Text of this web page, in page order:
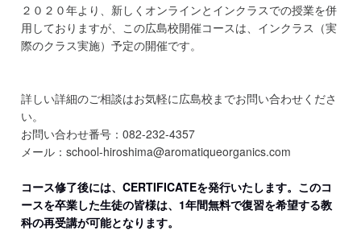
２０２０年より、新しくオンラインとインクラスでの授業を併
用しておりますが、この広島校開催コースは、インクラス（実
際のクラス実施）予定の開催です。
詳しい詳細のご相談はお気軽に広島校までお問い合わせくださ
い。
お問い合わせ番号：082-232-4357
メール：school-hiroshima@aromatiqueorganics.com
コース修了後には、CERTIFICATEを発行いたします。このコ
ースを卒業した生徒の皆様は、1年間無料で復習を希望する教
科の再受講が可能となります。